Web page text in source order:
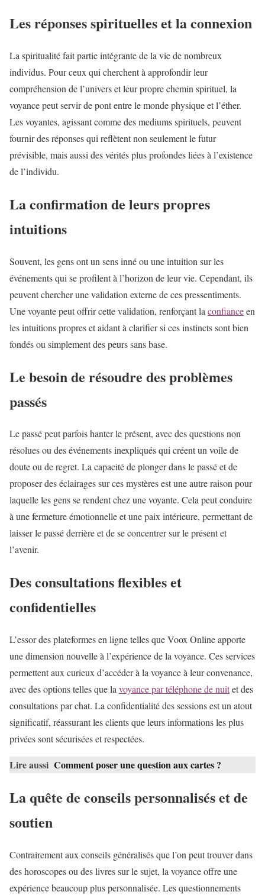
Les réponses spirituelles et la connexion
La spiritualité fait partie intégrante de la vie de nombreux
individus. Pour ceux qui cherchent à approfondir leur
compréhension de l’univers et leur propre chemin spirituel, la
voyance peut servir de pont entre le monde physique et l’éther.
Les voyantes, agissant comme des mediums spirituels, peuvent
fournir des réponses qui reflètent non seulement le futur
prévisible, mais aussi des vérités plus profondes liées à l’existence
de l’individu.
La confirmation de leurs propres
intuitions
Souvent, les gens ont un sens inné ou une intuition sur les
événements qui se profilent à l’horizon de leur vie. Cependant, ils
peuvent chercher une validation externe de ces pressentiments.
Une voyante peut offrir cette validation, renforçant la confianceen
les intuitions propres et aidant à clarifier si ces instincts sont bien
fondés ou simplement des peurs sans base.
Le besoin de résoudre des problèmes
passés
Le passé peut parfois hanter le présent, avec des questions non
résolues ou des événements inexpliqués qui créent un voile de
doute ou de regret. La capacité de plonger dans le passé et de
proposer des éclairages sur ces mystères est une autre raison pour
laquelle les gens se rendent chez une voyante. Cela peut conduire
à une fermeture émotionnelle et une paix intérieure, permettant de
laisser le passé derrière et de se concentrer sur le présent et
l’avenir.
Des consultations flexibles et
confidentielles
L’essor des plateformes en ligne telles que Voox Online apporte
une dimension nouvelle à l’expérience de la voyance. Ces services
permettent aux curieux d’accéder à la voyance à leur convenance,
avec des options telles que lavoyance par téléphone de nuitet des
consultations par chat. La confidentialité des sessions est un atout
significatif, réassurant les clients que leurs informations les plus
privées sont sécurisées et respectées.
Lire aussi Comment poser une question aux cartes ?
La quête de conseils personnalisés et de
soutien
Contrairement aux conseils généralisés que l’on peut trouver dans
des horoscopes ou des livres sur le sujet, la voyance offre une
expérience beaucoup plus personnalisée. Les questionnements